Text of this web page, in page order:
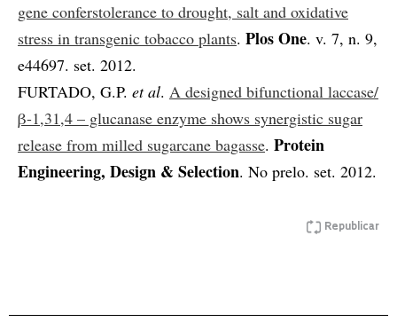
gene conferstolerance to drought, salt and oxidative
stress in transgenic tobacco plants. Plos One. v. 7, n. 9,
e44697. set. 2012.
FURTADO, G.P. et al. A designed bifunctional laccase/
β-1,31,4 – glucanase enzyme shows synergistic sugar
release from milled sugarcane bagasse. Protein
Engineering, Design & Selection. No prelo. set. 2012.
Republicar